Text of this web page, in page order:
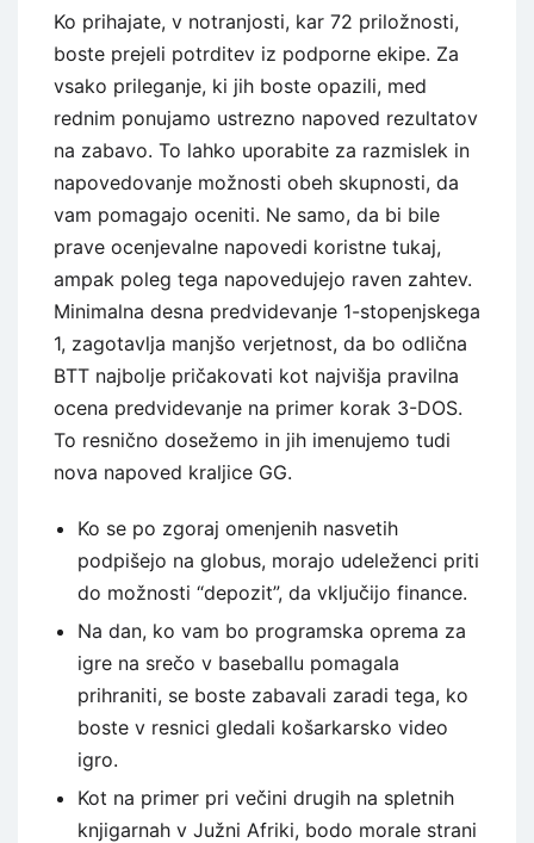
Ko prihajate, v notranjosti, kar 72 priložnosti,
boste prejeli potrditev iz podporne ekipe. Za
vsako prileganje, ki jih boste opazili, med
rednim ponujamo ustrezno napoved rezultatov
na zabavo. To lahko uporabite za razmislek in
napovedovanje možnosti obeh skupnosti, da
vam pomagajo oceniti. Ne samo, da bi bile
prave ocenjevalne napovedi koristne tukaj,
ampak poleg tega napovedujejo raven zahtev.
Minimalna desna predvidevanje 1-stopenjskega
1, zagotavlja manjšo verjetnost, da bo odlična
BTT najbolje pričakovati kot najvišja pravilna
ocena predvidevanje na primer korak 3-DOS.
To resnično dosežemo in jih imenujemo tudi
nova napoved kraljice GG.
Ko se po zgoraj omenjenih nasvetih
podpišejo na globus, morajo udeleženci priti
do možnosti “depozit”, da vključijo finance.
Na dan, ko vam bo programska oprema za
igre na srečo v baseballu pomagala
prihraniti, se boste zabavali zaradi tega, ko
boste v resnici gledali košarkarsko video
igro.
Kot na primer pri večini drugih na spletnih
knjigarnah v Južni Afriki, bodo morale strani